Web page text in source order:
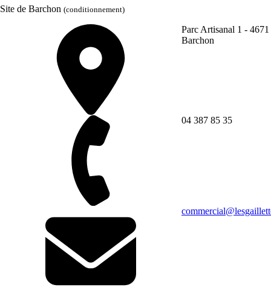
Site de Barchon (conditionnement)
Parc Artisanal 1 - 4671
Barchon
04 387 85 35